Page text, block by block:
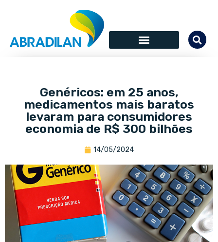
Genéricos: em 25 anos,
medicamentos mais baratos
levaram para consumidores
economia de R$ 300 bilhões
14/05/2024